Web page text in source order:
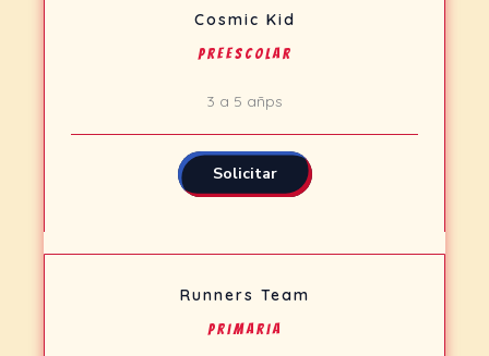
Cosmic Kid
Preescolar
3 a 5 añps
Solicitar
Runners Team
Primaria